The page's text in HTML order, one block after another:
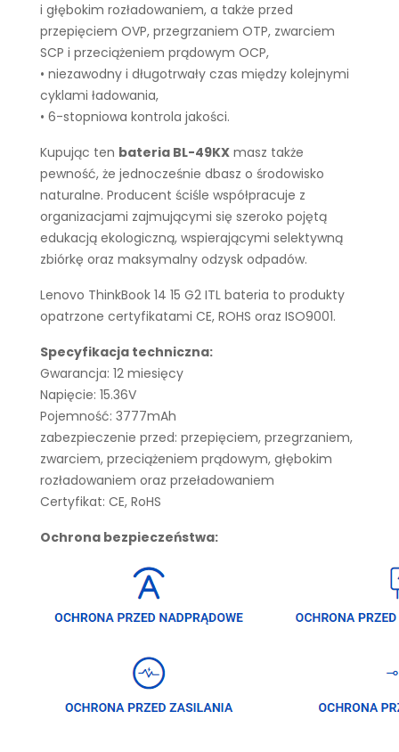
i głębokim rozładowaniem, a także przed
przepięciem OVP, przegrzaniem OTP, zwarciem
SCP i przeciążeniem prądowym OCP,
• niezawodny i długotrwały czas między kolejnymi
cyklami ładowania,
• 6-stopniowa kontrola jakości.
Kupując ten bateria BL-49KX masz także
pewność, że jednocześnie dbasz o środowisko
naturalne. Producent ściśle współpracuje z
organizacjami zajmującymi się szeroko pojętą
edukacją ekologiczną, wspierającymi selektywną
zbiórkę oraz maksymalny odzysk odpadów.
Lenovo ThinkBook 14 15 G2 ITL bateria to produkty
opatrzone certyfikatami CE, ROHS oraz ISO9001.
Specyfikacja techniczna:
Gwarancja: 12 miesięcy
Napięcie: 15.36V
Pojemność: 3777mAh
zabezpieczenie przed: przepięciem, przegrzaniem,
zwarciem, przeciążeniem prądowym, głębokim
rozładowaniem oraz przeładowaniem
Certyfikat: CE, RoHS
Ochrona bezpieczeństwa: